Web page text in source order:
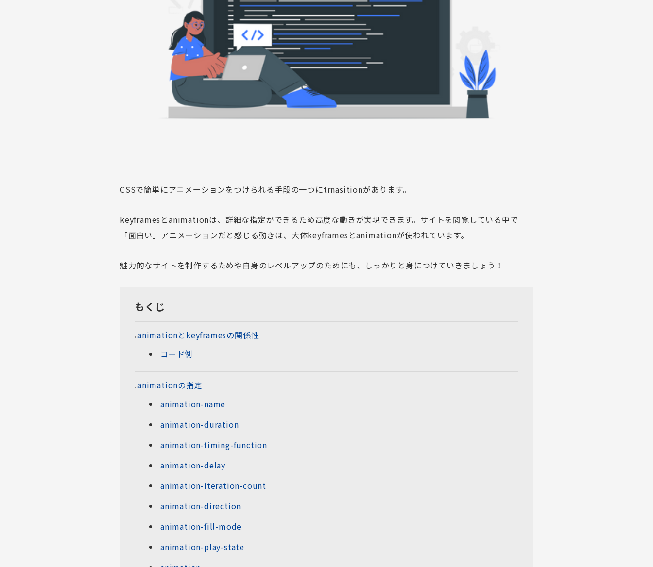
CSSで簡単にアニメーションをつけられる手段の一つにtrnasitionがあります。
keyframes とanimationは、詳細な指定ができるため高度な動きが実現できます。サイトを閲覧している中で
「面白い」アニメーションだと感じる動きは、大体keyframes とanimationが使われています。
魅力的なサイトを制作するためや自身のレベルアップのためにも、しっかりと身につけていきましょう！
もくじ
animationとkeyframesの関係性
コード例
animationの指定
animation-name
animation-duration
animation-timing-function
animation-delay
animation-iteration-count
animation-direction
animation-fill-mode
animation-play-state